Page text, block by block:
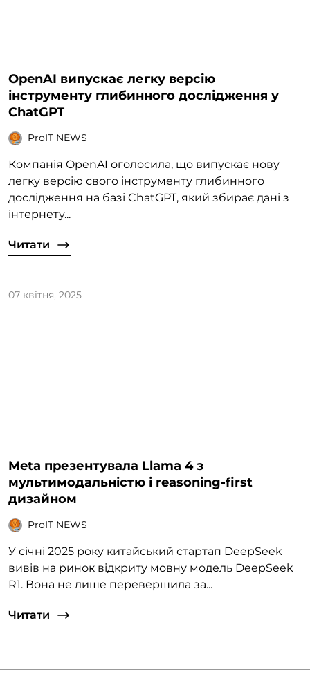
OpenAI випускає легку версію
інструменту глибинного дослідження у
ChatGPT
ProIT NEWS
Компанія OpenAI оголосила, що випускає нову
легку версію свого інструменту глибинного
дослідження на базі ChatGPT, який збирає дані з
інтернету...
Читати
07 квітня, 2025
Meta презентувала Llama 4 з
мультимодальністю і reasoning-first
дизайном
ProIT NEWS
У січні 2025 року китайський стартап DeepSeek
вивів на ринок відкриту мовну модель DeepSeek
R1. Вона не лише перевершила за...
Читати